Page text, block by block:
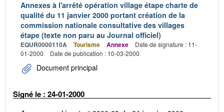
Annexes à l'arrêté opération village étape charte de
qualité du 11 janvier 2000 portant création de la
commission nationale consultative des villages
étape (texte non paru au Journal officiel)
EQUR0000110A Tourisme Annexe
Date de signature : 11-
01-2000
Date de publication : 10-03-2000
Document principal
Signé le : 24-01-2000